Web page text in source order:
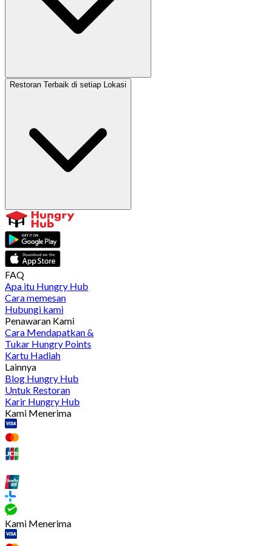
Restoran Terbaik di setiap Lokasi
FAQ
Apa itu Hungry Hub
Cara memesan
Hubungi kami
Penawaran Kami
Cara Mendapatkan &
Tukar Hungry Points
Kartu Hadiah
Lainnya
Blog Hungry Hub
Untuk Restoran
Karir Hungry Hub
Kami Menerima
Kami Menerima